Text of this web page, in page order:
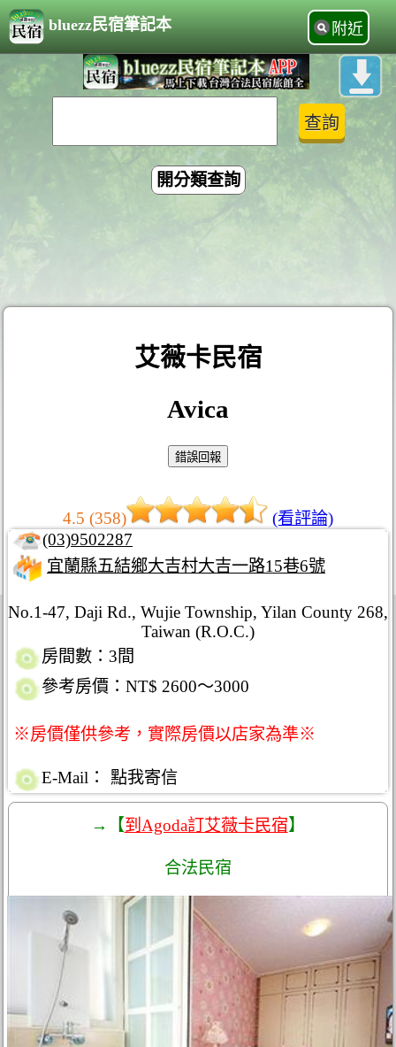
bluezz民宿筆記本 附近
開分類查詢
艾薇卡民宿
Avica
4.5 (358)
(看評論)
(03)9502287
宜蘭縣五結鄉大吉村大吉一路15巷6號
No.1-47, Daji Rd., Wujie Township, Yilan County 268,
Taiwan (R.O.C.)
房間數：3間
參考房價：NT$ 2600～3000
※房價僅供參考，實際房價以店家為準※
E-Mail： 點我寄信
→【到Agoda訂艾薇卡民宿】
合法民宿